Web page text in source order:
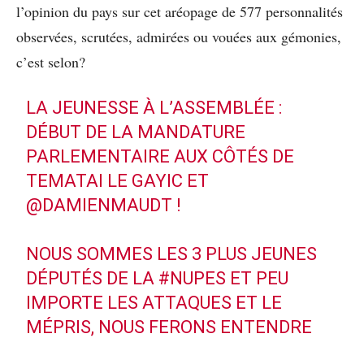
l’opinion du pays sur cet aréopage de 577 personnalités
observées, scrutées, admirées ou vouées aux gémonies,
c’est selon?
LA JEUNESSE À L’ASSEMBLÉE :
DÉBUT DE LA MANDATURE
PARLEMENTAIRE AUX CÔTÉS DE
TEMATAI LE GAYIC ET
@DAMIENMAUDT !
NOUS SOMMES LES 3 PLUS JEUNES
DÉPUTÉS DE LA #NUPES ET PEU
IMPORTE LES ATTAQUES ET LE
MÉPRIS, NOUS FERONS ENTENDRE